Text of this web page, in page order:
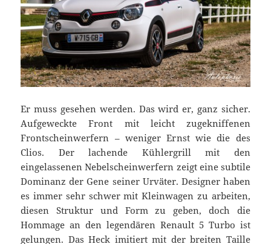
Er muss gesehen werden. Das wird er, ganz sicher.
Aufgeweckte Front mit leicht zugekniffenen
Frontscheinwerfern – weniger Ernst wie die des
Clios. Der lachende Kühlergrill mit den
eingelassenen Nebelscheinwerfern zeigt eine subtile
Dominanz der Gene seiner Urväter. Designer haben
es immer sehr schwer mit Kleinwagen zu arbeiten,
diesen Struktur und Form zu geben, doch die
Hommage an den legendären Renault 5 Turbo ist
gelungen. Das Heck imitiert mit der breiten Taille